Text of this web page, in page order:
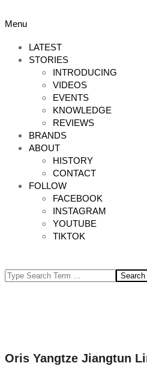
to
Primary
Menu
Menu
LATEST
STORIES
INTRODUCING
VIDEOS
EVENTS
KNOWLEDGE
REVIEWS
BRANDS
ABOUT
HISTORY
CONTACT
FOLLOW
FACEBOOK
INSTAGRAM
YOUTUBE
TIKTOK
Search
Oris Yangtze Jiangtun